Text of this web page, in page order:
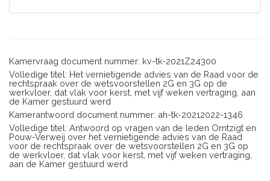
Kamervraag document nummer: kv-tk-2021Z24300
Volledige titel: Het vernietigende advies van de Raad voor de
rechtspraak over de wetsvoorstellen 2G en 3G op de
werkvloer, dat vlak voor kerst, met vijf weken vertraging, aan
de Kamer gestuurd werd
Kamerantwoord document nummer: ah-tk-20212022-1346
Volledige titel: Antwoord op vragen van de leden Omtzigt en
Pouw-Verweij over het vernietigende advies van de Raad
voor de rechtspraak over de wetsvoorstellen 2G en 3G op
de werkvloer, dat vlak voor kerst, met vijf weken vertraging,
aan de Kamer gestuurd werd